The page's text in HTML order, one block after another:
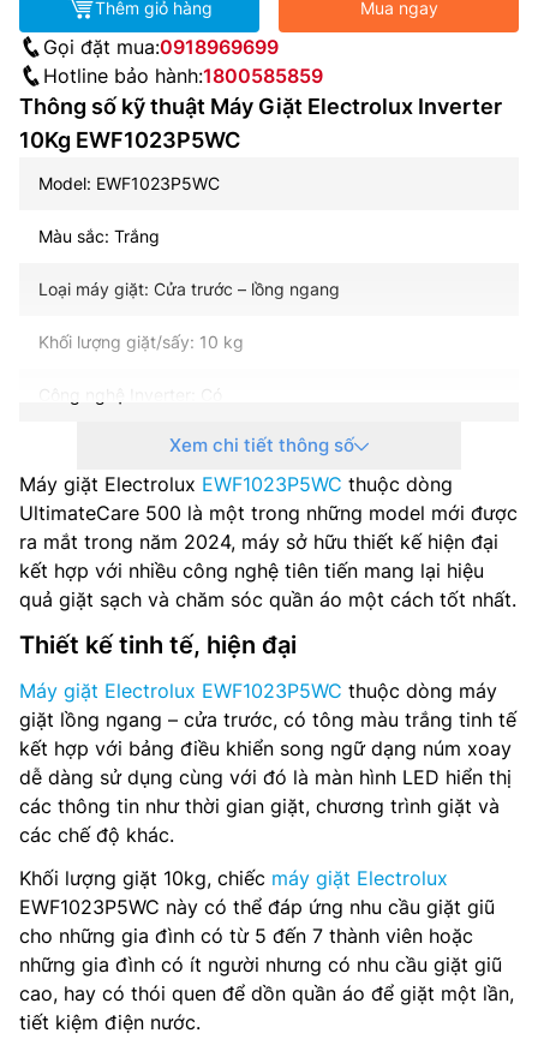
Thêm giỏ hàng Mua ngay
Gọi đặt mua:0918969699
Hotline bảo hành:1800585859
Thông số kỹ thuật Máy Giặt Electrolux Inverter
10Kg EWF1023P5WC
Model: EWF1023P5WC
Màu sắc: Trắng
Loại máy giặt: Cửa trước – lồng ngang
Khối lượng giặt/sấy: 10 kg
Công nghệ Inverter: Có
Tốc độ quay vắt: 1200 vòng/phút
Công suất tối đa: 2000 W
Công suất tiêu thụ: – W
Chế độ giặt nhanh: Có
Động cơ dẫn động: Dây curoa
Chương trình giặt: 13 chương trình
Cách điều khiển: Cảm ứng thông minh với núm xoay, màn
hình LED
Chất liệu lồng giặt: Thép không gỉ
Cài đặt hẹn giờ: Có
Kích thước(RxCxS): 600 x 850 x 659 mm
Trọng lượng: 73 kg
Xem chi tiết thông số
Máy giặt Electrolux EWF1023P5WC thuộc dòng
UltimateCare 500 là một trong những model mới được
ra mắt trong năm 2024, máy sở hữu thiết kế hiện đại
kết hợp với nhiều công nghệ tiên tiến mang lại hiệu
quả giặt sạch và chăm sóc quần áo một cách tốt nhất.
Thiết kế tinh tế, hiện đại
Máy giặt Electrolux EWF1023P5WC thuộc dòng máy
giặt lồng ngang – cửa trước, có tông màu trắng tinh tế
kết hợp với bảng điều khiển song ngữ dạng núm xoay
dễ dàng sử dụng cùng với đó là màn hình LED hiển thị
các thông tin như thời gian giặt, chương trình giặt và
các chế độ khác.
Khối lượng giặt 10kg, chiếc máy giặt Electrolux
EWF1023P5WC này có thể đáp ứng nhu cầu giặt giũ
cho những gia đình có từ 5 đến 7 thành viên hoặc
những gia đình có ít người nhưng có nhu cầu giặt giũ
cao, hay có thói quen để dồn quần áo để giặt một lần,
tiết kiệm điện nước.